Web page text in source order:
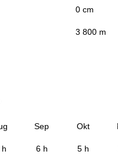
0 cm
3 800 m
Sep Okt
h 6 h 5 h